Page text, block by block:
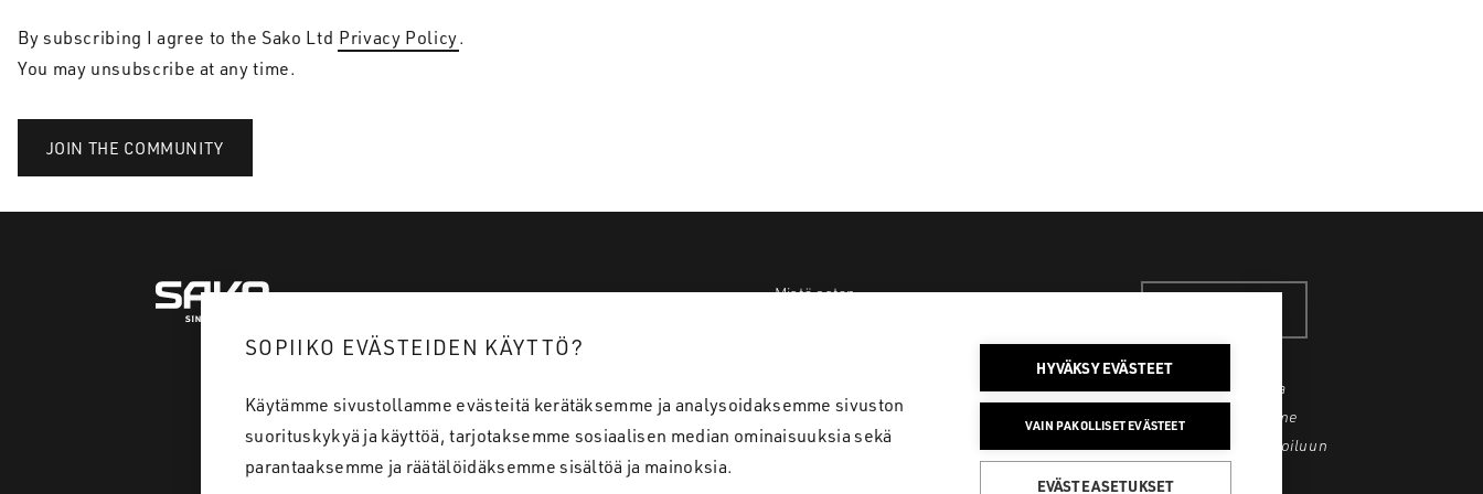
By subscribing I agree to the Sako Ltd Privacy Policy.
You may unsubscribe at any time.
Mistä ostan
Yhteystiedot
Löydä koko laaja
tuotevalikoimamme
metsästykseen ja ulkoiluun
SOPIIKO EVÄSTEIDEN KÄYTTÖ?
Käytämme sivustollamme evästeitä kerätäksemme ja analysoidaksemme sivuston
suorituskykyä ja käyttöä, tarjotaksemme sosiaalisen median ominaisuuksia sekä
parantaaksemme ja räätälöidäksemme sisältöä ja mainoksia.
HYVÄKSY EVÄSTEET
VAIN PAKOLLISET EVÄSTEET
EVÄSTEASETUKSET